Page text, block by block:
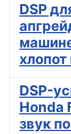
DSP
DSP-
Honda
звук